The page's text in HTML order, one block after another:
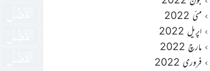
مئی 2022
اپریل 2022
مارچ 2022
فروری 2022